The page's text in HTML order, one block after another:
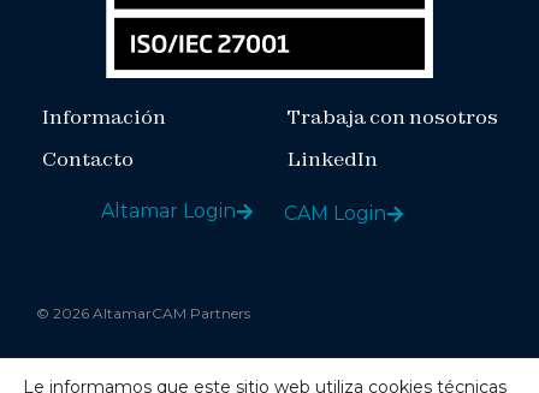
Información
Contacto
Trabaja con nosotros
LinkedIn
Altamar Login CAM Login
© 2026 AltamarCAM Partners
Le informamos que este sitio web utiliza cookies técnicas